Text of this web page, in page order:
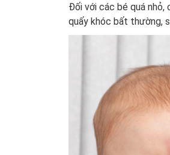
Đối với các bé quá nhỏ,
quấy khóc bất thường,